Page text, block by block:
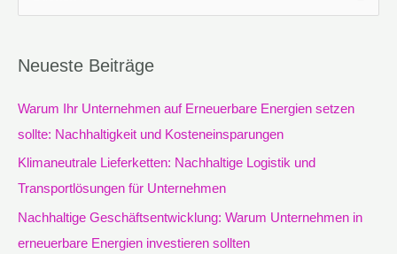
h
e
Neueste Beiträge
Warum Ihr Unternehmen auf Erneuerbare Energien setzen
sollte: Nachhaltigkeit und Kosteneinsparungen
Klimaneutrale Lieferketten: Nachhaltige Logistik und
Transportlösungen für Unternehmen
Nachhaltige Geschäftsentwicklung: Warum Unternehmen in
erneuerbare Energien investieren sollten